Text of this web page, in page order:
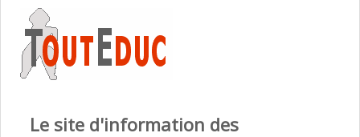
Le site d'information des